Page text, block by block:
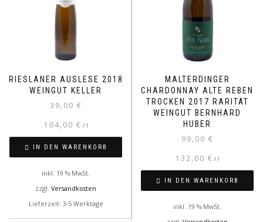
RIESLANER AUSLESE 2018
WEINGUT KELLER
39,00 €
104,00 € / l
IN DEN WARENKORB
inkl. 19 % MwSt.
zzgl. Versandkosten
Lieferzeit: 3-5 Werktage
MALTERDINGER
CHARDONNAY ALTE REBEN
TROCKEN 2017 RARITÄT
WEINGUT BERNHARD
HUBER
99,00 €
132,00 € / l
IN DEN WARENKORB
inkl. 19 % MwSt.